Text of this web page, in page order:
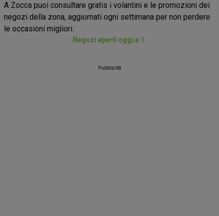
A Zocca puoi consultare gratis i volantini e le promozioni dei
negozi della zona, aggiornati ogni settimana per non perdere
le occasioni migliori.
Negozi aperti oggi a
Pubblicità